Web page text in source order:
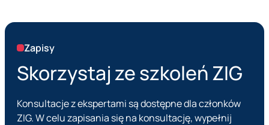
Zapisy
Skorzystaj ze szkoleń ZIG
Konsultacje z ekspertami są dostępne dla członków
ZIG. W celu zapisania się na konsultację, wypełnij